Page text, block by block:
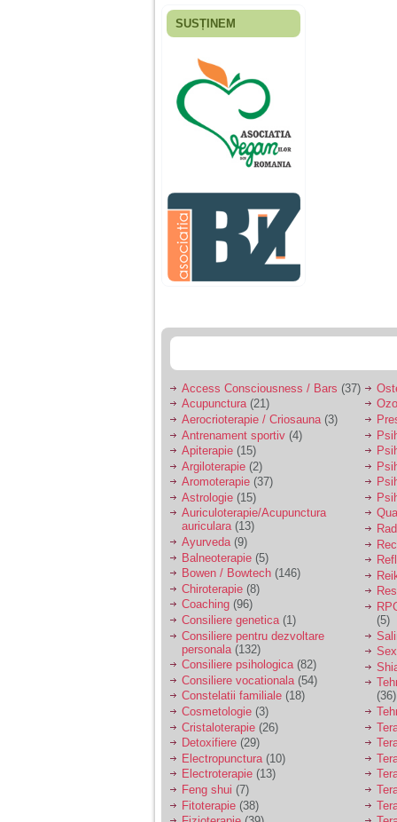
Fiica mea s-a nascut
ani, privind in urma
realizez cat de multe
greseli am facut in
educatia si cresterea
ei, am fost o mama
egoista, preocupata
de implinirea
profesionala, cand ea
era mica am neglijat-
agresiva, orice
greseala era taxata cu
o palma sau pedepse.
De 4 ani am o relatie
serioasa cu un barbat
sa se manifeste o
Ma aflu aici pentru ca
vreau sa stiu daca am
nevoie de un psiholog
sau psihiatru.
Sunt casatorita, am
31 de ani si un copil in
varsta de 2 ani care
mi-e lumina ochilor.
De ceva timp simt ca
mi s-a adunat
oboseala, o oboseala
cronica de care nu pot
scapa si simt ca din
cauza ei nu pot
controla nervii si
cateodata are copilul
de suferit.
Am o bariera peste
care nu pot trece:
prietena mea a ramas
insarcinata cu o fata.
Am fost de comun
acord sa facem un
copil, cu gandul ca e
baiat.
SUSȚINEM
Access Consciousness / Bars (37)
Acupunctura(21)
Aerocrioterapie / Criosauna (3)
Antrenament sportiv (4)
Apiterapie (15)
Argiloterapie (2)
Aromoterapie (37)
Astrologie (15)
Auriculoterapie/Acupunctura
auriculara(13)
Ayurveda(9)
Balneoterapie (5)
Bowen / Bowtech (146)
Chiroterapie (8)
Coaching (96)
Consiliere genetica(1)
Consiliere pentru dezvoltare
personala (132)
Consiliere psihologica(82)
Consiliere vocationala (54)
Constelatii familiale (18)
Cosmetologie (3)
Cristaloterapie (26)
Detoxifiere (29)
Electropunctura (10)
Electroterapie (13)
Feng shui (7)
Fitoterapie (38)
(5)
(36)